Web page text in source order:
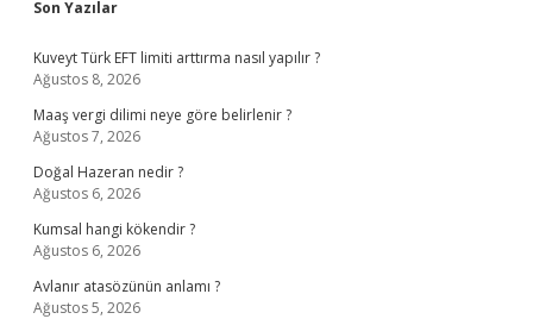
Sidebar
Son Yazılar
Kuveyt Türk EFT limiti arttırma nasıl yapılır ?
Ağustos 8, 2026
Maaş vergi dilimi neye göre belirlenir ?
Ağustos 7, 2026
Doğal Hazeran nedir ?
Ağustos 6, 2026
Kumsal hangi kökendir ?
Ağustos 6, 2026
Avlanır atasözünün anlamı ?
Ağustos 5, 2026